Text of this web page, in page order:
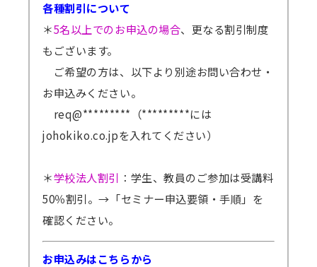
各種割引について
＊5名以上でのお申込の場合、更なる割引制度
もございます。
ご希望の方は、以下より別途お問い合わせ・
お申込みください。
req@*********（*********には
johokiko.co.jpを入れてください）
＊学校法人割引 ：学生、教員のご参加は受講料
50％割引。→「セミナー申込要領・手順」を
確認ください。
お申込みはこちらから